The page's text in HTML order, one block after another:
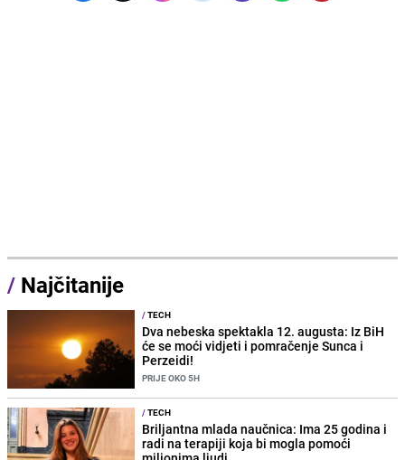
/ Najčitanije
/TECH
Dva nebeska spektakla 12. augusta: Iz BiH
će se moći vidjeti i pomračenje Sunca i
Perzeidi!
PRIJE OKO 5H
/TECH
Briljantna mlada naučnica: Ima 25 godina i
radi na terapiji koja bi mogla pomoći